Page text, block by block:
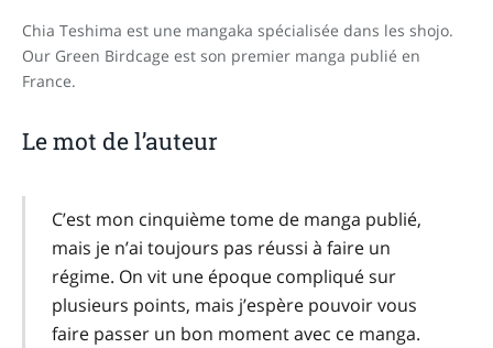
Chia Teshima est une mangaka spécialisée dans les shojo.
Our Green Birdcage est son premier manga publié en
France.
Le mot de l’auteur
C’est mon cinquième tome de manga publié,
mais je n’ai toujours pas réussi à faire un
régime. On vit une époque compliqué sur
plusieurs points, mais j’espère pouvoir vous
faire passer un bon moment avec ce manga.